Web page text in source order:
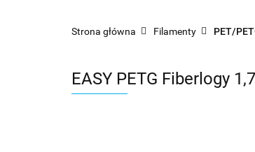
Strona główna Filamenty PET/
EASY PETG Fiberlogy